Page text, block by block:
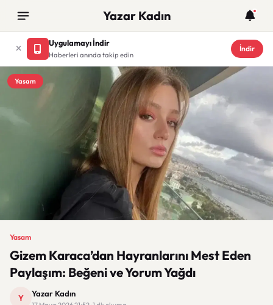
Yazar Kadın
Uygulamayı İndir
Haberleri anında takip edin
İndir
Yasam
Yasam
Gizem Karaca’dan Hayranlarını Mest Eden
Paylaşım: Beğeni ve Yorum Yağdı
Y Yazar Kadın